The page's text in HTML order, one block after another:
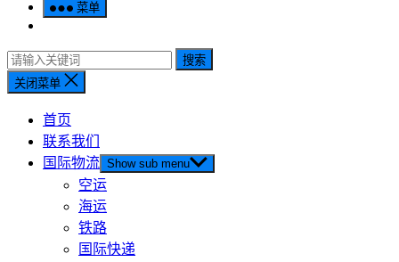
菜单
搜索
关闭菜单
首页
联系我们
国际物流 Show sub menu
空运
海运
铁路
国际快递